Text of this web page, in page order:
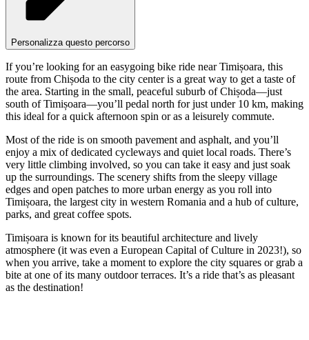
Personalizza questo percorso
If you’re looking for an easygoing bike ride near Timișoara, this
route from Chișoda to the city center is a great way to get a taste of
the area. Starting in the small, peaceful suburb of Chișoda—just
south of Timișoara—you’ll pedal north for just under 10 km, making
this ideal for a quick afternoon spin or as a leisurely commute.
Most of the ride is on smooth pavement and asphalt, and you’ll
enjoy a mix of dedicated cycleways and quiet local roads. There’s
very little climbing involved, so you can take it easy and just soak
up the surroundings. The scenery shifts from the sleepy village
edges and open patches to more urban energy as you roll into
Timișoara, the largest city in western Romania and a hub of culture,
parks, and great coffee spots.
Timișoara is known for its beautiful architecture and lively
atmosphere (it was even a European Capital of Culture in 2023!), so
when you arrive, take a moment to explore the city squares or grab a
bite at one of its many outdoor terraces. It’s a ride that’s as pleasant
as the destination!